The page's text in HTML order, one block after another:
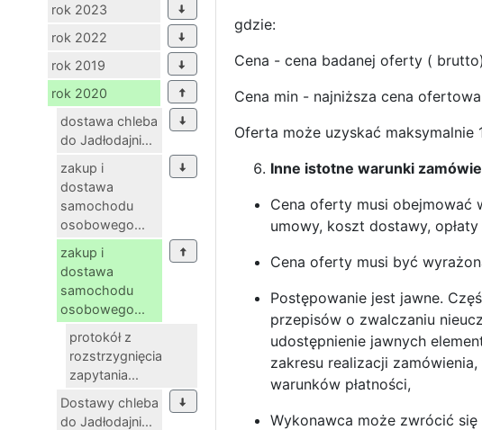
rok 2023
rok 2022
rok 2019
rok 2020
dostawa chleba
do Jadłodajni...
zakup i
dostawa
samochodu
osobowego...
zakup i
dostawa
samochodu
osobowego...
protokół z
rozstrzygnięcia
zapytania...
Dostawy chleba
do Jadłodajni...
gdzie:
Cena - cena badanej oferty (
Cena min - najniższa cena
Oferta może uzyskać maksymalnie
Inne istotne warunki
Cena oferty musi obejmować
umowy, koszt dostawy,
Cena oferty musi być
Postępowanie jest jawne.
przepisów o zwalczaniu
udostępnienie jawnych
zakresu realizacji
warunków płatności,
Wykonawca może zwrócić